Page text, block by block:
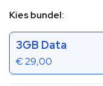
Kies bundel:
3GB Data
€29,00